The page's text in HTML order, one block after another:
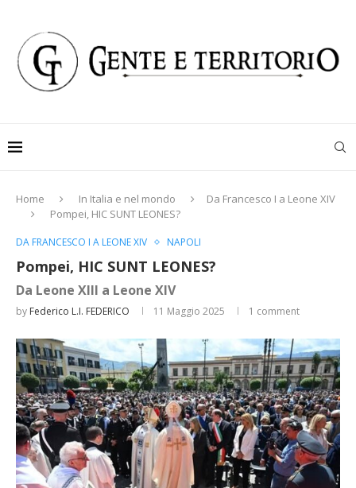
Home In Italia e nel mondo
Da Francesco I a Leone XIV
Pompei, HIC SUNT LEONES?
DA FRANCESCO I A LEONE XIV NAPOLI
Pompei, HIC SUNT LEONES?
Da Leone XIII a Leone XIV
by Federico L.I. FEDERICO 11 Maggio 2025 1 comment